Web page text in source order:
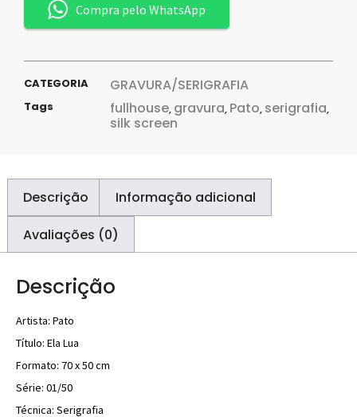
Compra pelo WhatsApp
CATEGORIA GRAVURA/SERIGRAFIA
Tags fullhouse, gravura, Pato, serigrafia,
silk screen
Descrição Informação adicional
Avaliações (0)
Descrição
Artista: Pato
Título: Ela Lua
Formato: 70 x 50 cm
Série: 01/50
Técnica: Serigrafia